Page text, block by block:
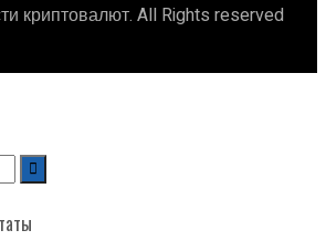
криптовалют. All Rights reserved